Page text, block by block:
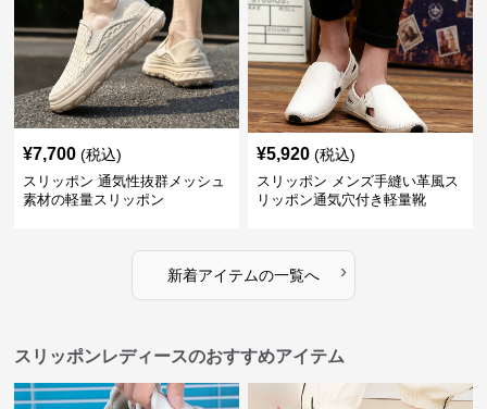
¥7,700 (税込)
スリッポン 通気性抜群メッシュ
素材の軽量スリッポン
¥5,920 (税込)
スリッポン メンズ手縫い革風ス
リッポン通気穴付き軽量靴
新着アイテムの一覧へ ›
スリッポンレディースのおすすめアイテム